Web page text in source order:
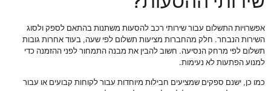
אפשרויות התשלום עבור שירותי רכב להסעות משתנות בהתאם לספק ולסוג
השירות הנבחר. חלק מהחברות מציעות תשלום לפי שעה, בעוד אחרות גובות
תשלום לפי מרחק הנסיעה. חשוב להבין את מבנה התמחור לפני ההזמנה כדי
למנוע הפתעות לא נעימות.
כמו כן, ישנם ספקים שמציעים חבילות מיוחדות עבור לקוחות קבועים או עבור